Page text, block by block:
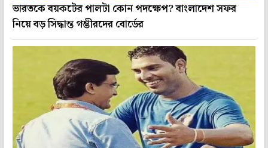
ভারতকে বয়কটের পালটা কোন পদক্ষেপ? বাংলাদেশ সফর
নিয়ে বড় সিদ্ধান্ত গম্ভীরদের বোর্ডের